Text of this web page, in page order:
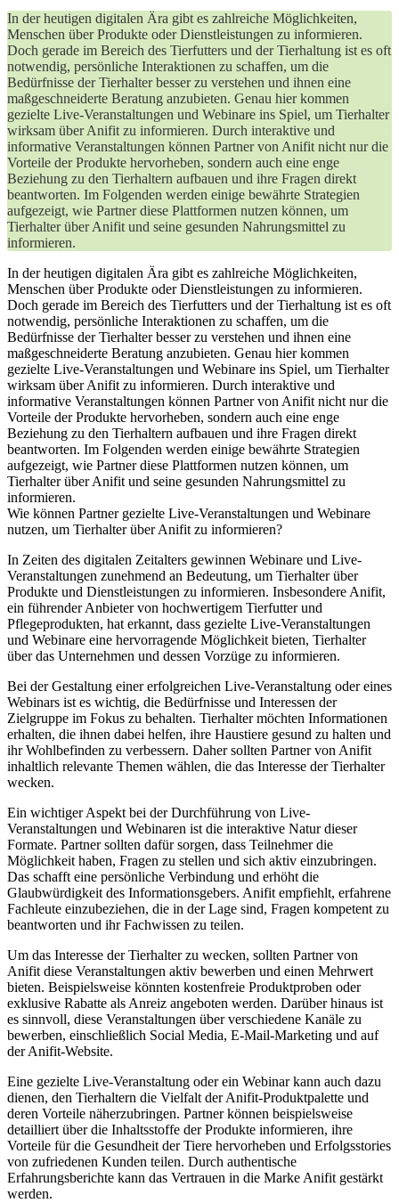
In der heutigen digitalen Ära gibt es zahlreiche Möglichkeiten,
Menschen über Produkte oder Dienstleistungen zu informieren.
Doch gerade im Bereich des Tierfutters und der Tierhaltung ist es oft
notwendig, persönliche Interaktionen zu schaffen, um die
Bedürfnisse der Tierhalter besser zu verstehen und ihnen eine
maßgeschneiderte Beratung anzubieten. Genau hier kommen
gezielte Live-Veranstaltungen und Webinare ins Spiel, um Tierhalter
wirksam über Anifit zu informieren. Durch interaktive und
informative Veranstaltungen können Partner von Anifit nicht nur die
Vorteile der Produkte hervorheben, sondern auch eine enge
Beziehung zu den Tierhaltern aufbauen und ihre Fragen direkt
beantworten. Im Folgenden werden einige bewährte Strategien
aufgezeigt, wie Partner diese Plattformen nutzen können, um
Tierhalter über Anifit und seine gesunden Nahrungsmittel zu
informieren.
In der heutigen digitalen Ära gibt es zahlreiche Möglichkeiten,
Menschen über Produkte oder Dienstleistungen zu informieren.
Doch gerade im Bereich des Tierfutters und der Tierhaltung ist es oft
notwendig, persönliche Interaktionen zu schaffen, um die
Bedürfnisse der Tierhalter besser zu verstehen und ihnen eine
maßgeschneiderte Beratung anzubieten. Genau hier kommen
gezielte Live-Veranstaltungen und Webinare ins Spiel, um Tierhalter
wirksam über Anifit zu informieren. Durch interaktive und
informative Veranstaltungen können Partner von Anifit nicht nur die
Vorteile der Produkte hervorheben, sondern auch eine enge
Beziehung zu den Tierhaltern aufbauen und ihre Fragen direkt
beantworten. Im Folgenden werden einige bewährte Strategien
aufgezeigt, wie Partner diese Plattformen nutzen können, um
Tierhalter über Anifit und seine gesunden Nahrungsmittel zu
informieren.
Wie können ⁢Partner gezielte Live-Veranstaltungen und ‍Webinare
nutzen, um Tierhalter über Anifit‌ zu informieren?
In Zeiten des digitalen Zeitalters gewinnen Webinare und Live-
Veranstaltungen zunehmend an Bedeutung, um ⁤Tierhalter ‍über
Produkte und Dienstleistungen zu informieren. ​Insbesondere Anifit,
ein​ führender Anbieter von hochwertigem Tierfutter und
Pflegeprodukten, ⁤hat erkannt, dass gezielte Live-Veranstaltungen
und Webinare eine ​hervorragende Möglichkeit bieten, Tierhalter
über das Unternehmen und dessen Vorzüge zu informieren.
Bei der Gestaltung einer erfolgreichen Live-Veranstaltung oder eines​
Webinars ist es wichtig, die Bedürfnisse und Interessen der
Zielgruppe im ​Fokus ‍zu ‍behalten. Tierhalter möchten Informationen
erhalten, die ihnen dabei‍ helfen, ihre Haustiere gesund zu⁤ halten und
ihr Wohlbefinden zu verbessern. Daher sollten Partner von Anifit
inhaltlich relevante ⁤Themen wählen,⁤ die das Interesse der Tierhalter⁣
wecken.
Ein⁣ wichtiger Aspekt bei der Durchführung von Live-
Veranstaltungen‌ und Webinaren ist ‍die interaktive Natur dieser
Formate. Partner sollten⁤ dafür sorgen,‍ dass Teilnehmer die
Möglichkeit haben,⁤ Fragen‌ zu stellen⁣ und sich ​aktiv einzubringen.
Das schafft eine⁣ persönliche Verbindung und erhöht die
Glaubwürdigkeit des Informationsgebers. Anifit​ empfiehlt, erfahrene
Fachleute einzubeziehen, die ‍in ⁤der Lage sind, Fragen kompetent zu
beantworten und⁤ ihr Fachwissen zu teilen.
Um das Interesse der Tierhalter zu wecken,⁤ sollten Partner⁤ von
Anifit diese Veranstaltungen aktiv bewerben und einen Mehrwert
bieten. Beispielsweise könnten kostenfreie Produktproben oder‍
exklusive Rabatte ‌als Anreiz angeboten werden.⁤ Darüber ⁣hinaus ist
es ⁢sinnvoll, diese Veranstaltungen über ​verschiedene Kanäle zu
bewerben, einschließlich Social Media, E-Mail-Marketing⁣ und auf
der Anifit-Website.
Eine gezielte Live-Veranstaltung oder ​ein​ Webinar kann auch ‌dazu
dienen, den ⁢Tierhaltern die Vielfalt der Anifit-Produktpalette⁣ und
deren Vorteile näherzubringen. Partner können beispielsweise
detailliert über die‍ Inhaltsstoffe der Produkte informieren, ihre⁢
Vorteile für die Gesundheit der ‌Tiere‍ hervorheben und Erfolgsstories
von zufriedenen Kunden teilen.⁢ Durch authentische‍
Erfahrungsberichte kann das‌ Vertrauen in⁢ die ⁢Marke‌ Anifit gestärkt
werden.